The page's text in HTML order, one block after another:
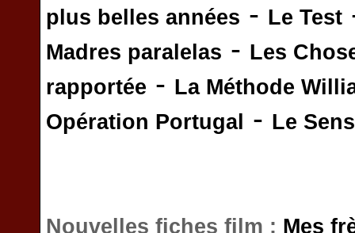
plus belles années - Le Test
Madres paralelas - Les
rapportée - La Méthode
Opération Portugal
- Le
Nouvelles fiches film : Mes